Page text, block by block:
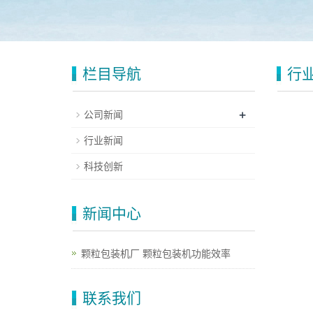
行
栏目导航
公司新闻 +
行业新闻
科技创新
新闻中心
颗粒包装机厂 颗粒包装机功能效率
联系我们